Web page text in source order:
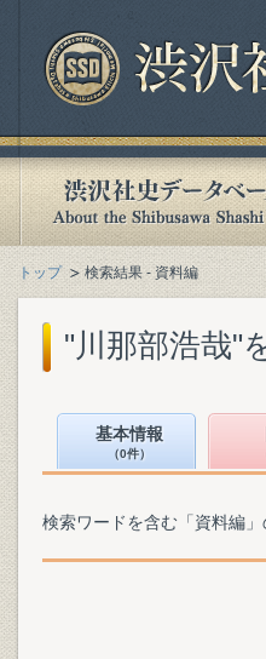
トップ 検索結果 - 資料編
"川那部浩哉"
基本情報
（0件）
検索ワードを含む「資料編